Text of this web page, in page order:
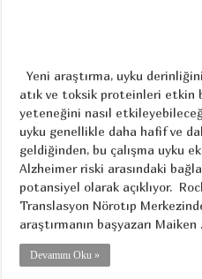
Yeni araştırma, uyku
atık ve toksik proteinleri etkin
yeteneğini nasıl
uyku genellikle daha hafif ve
geldiğinden, bu çalışma uyku
Alzheimer riski arasındaki
potansiyel olarak açıklıyor.
Translasyon Nörotıp
araştırmanın başyazarı Maiken
Devamını Oku »